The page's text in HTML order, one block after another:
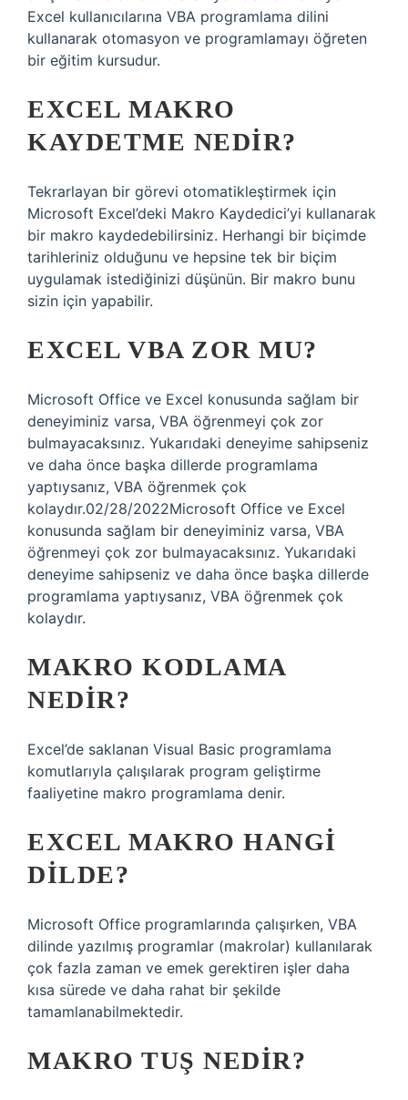
Excel kullanıcılarına VBA programlama dilini
kullanarak otomasyon ve programlamayı öğreten
bir eğitim kursudur.
EXCEL MAKRO
KAYDETME NEDIR?
Tekrarlayan bir görevi otomatikleştirmek için
Microsoft Excel’deki Makro Kaydedici’yi kullanarak
bir makro kaydedebilirsiniz. Herhangi bir biçimde
tarihleriniz olduğunu ve hepsine tek bir biçim
uygulamak istediğinizi düşünün. Bir makro bunu
sizin için yapabilir.
EXCEL VBA ZOR MU?
Microsoft Office ve Excel konusunda sağlam bir
deneyiminiz varsa, VBA öğrenmeyi çok zor
bulmayacaksınız. Yukarıdaki deneyime sahipseniz
ve daha önce başka dillerde programlama
yaptıysanız, VBA öğrenmek çok
kolaydır.02/28/2022Microsoft Office ve Excel
konusunda sağlam bir deneyiminiz varsa, VBA
öğrenmeyi çok zor bulmayacaksınız. Yukarıdaki
deneyime sahipseniz ve daha önce başka dillerde
programlama yaptıysanız, VBA öğrenmek çok
kolaydır.
MAKRO KODLAMA
NEDIR?
Excel’de saklanan Visual Basic programlama
komutlarıyla çalışılarak program geliştirme
faaliyetine makro programlama denir.
EXCEL MAKRO HANGI
DILDE?
Microsoft Office programlarında çalışırken, VBA
dilinde yazılmış programlar (makrolar) kullanılarak
çok fazla zaman ve emek gerektiren işler daha
kısa sürede ve daha rahat bir şekilde
tamamlanabilmektedir.
MAKRO TUŞ NEDIR?